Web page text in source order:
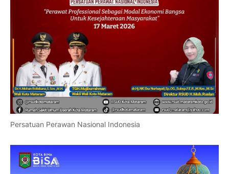
Persatuan Perawan Nasional Indonesia